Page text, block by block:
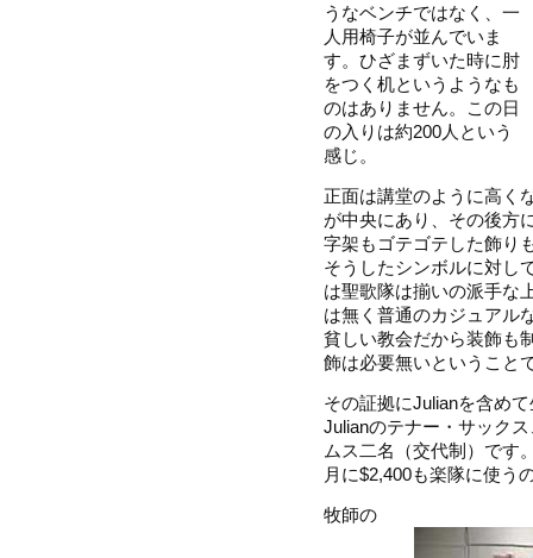
うなベンチではなく、一
人用椅子が並んでいま
す。ひざまずいた時に肘
をつく机というようなも
のはありません。この日
の入りは約200人という
感じ。
正面は講堂のように高く
が中央にあり、その後方
字架もゴテゴテした飾り
そうしたシンボルに対し
は聖歌隊は揃いの派手な
は無く普通のカジュアル
貧しい教会だから装飾も
飾は必要無いということ
その証拠にJulianを含め
Julianのテナー・サック
ムス二名（交代制）です
月に$2,400も楽隊に使う
牧師の